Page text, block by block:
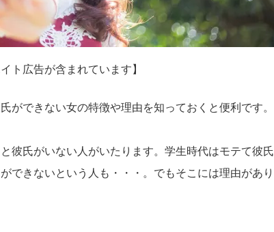
ト広告が含まれています】
ができない女の特徴や理由を知っておくと便利です。
彼氏がいない人がいたります。学生時代はモテて彼氏
できないという人も・・・。でもそこには理由があり